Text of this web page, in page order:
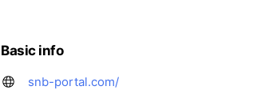
Basic info
snb-portal.com/